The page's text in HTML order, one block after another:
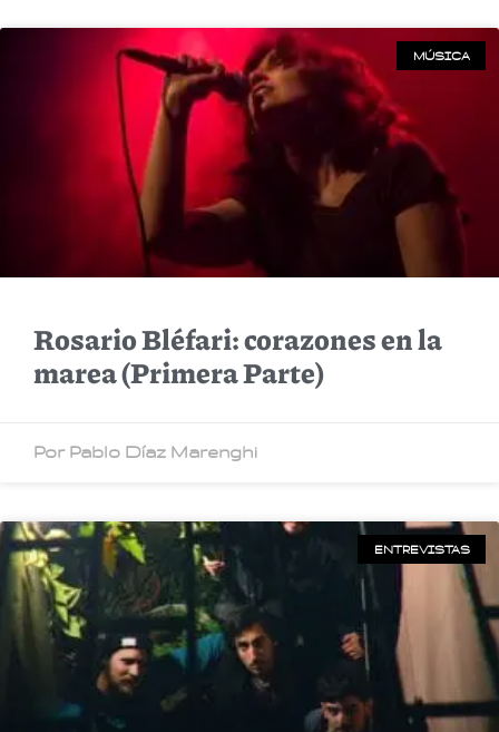
MÚSICA
Rosario Bléfari: corazones en la
marea (Primera Parte)
Por Pablo Díaz Marenghi
ENTREVISTAS